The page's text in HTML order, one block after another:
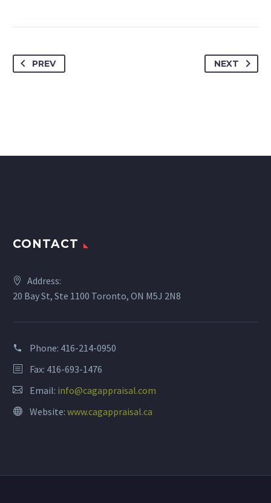
PREV NEXT
CONTACT
Address:
20 Bay St, Ste 1100 Toronto, ON M5J 2N8
Phone: 416-214-0950
Fax: 416-693-1476
Email: info@cagappraisal.com
Website: www.cagappraisal.ca